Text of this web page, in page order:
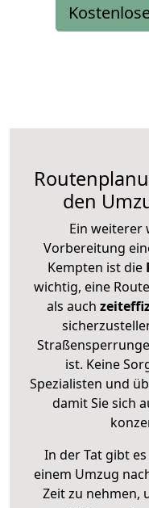
den
Ein weiterer
Vorbereitung
Kempten ist die
wichtig, eine
als auch
ist. Keine
Spezialisten und
damit Sie sich
In der Tat gibt
einem Umzug
Zeit zu nehmen,